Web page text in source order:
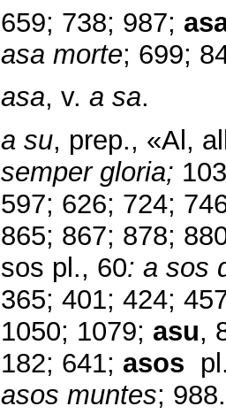
659; 738; 987;
asa morte; 699;
asa, v. a sa.
a su, prep., «Al,
semper gloria;
597; 626; 724;
865; 867; 878;
sos pl., 60: a sos
365; 401; 424;
1050; 1079; asu,
182; 641; asos
asos muntes; 988.